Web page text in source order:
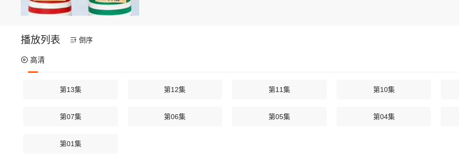
播放列表 倒序
高清
第13集 第12集 第11集 第10集
第07集 第06集 第05集 第04集
第01集